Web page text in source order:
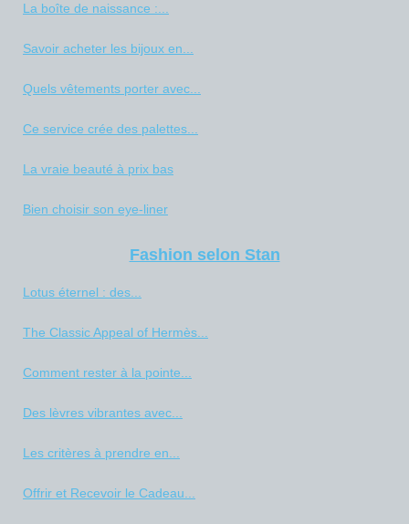
La boîte de naissance :...
Savoir acheter les bijoux en...
Quels vêtements porter avec...
Ce service crée des palettes...
La vraie beauté à prix bas
Bien choisir son eye-liner
Fashion selon Stan
Lotus éternel : des...
The Classic Appeal of Hermès...
Comment rester à la pointe...
Des lèvres vibrantes avec...
Les critères à prendre en...
Offrir et Recevoir le Cadeau...